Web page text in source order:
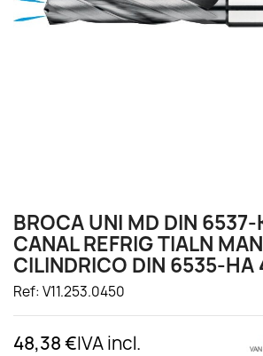
BROCA UNI MD DIN 6537-
CANAL REFRIG TIALN
CILINDRICO DIN 6535-HA
Ref: V11.253.0450
48,38 €IVA incl.